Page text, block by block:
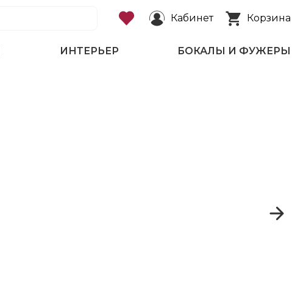
Кабинет Корзина
ИНТЕРЬЕР БОКАЛЫ И ФУЖЕРЫ